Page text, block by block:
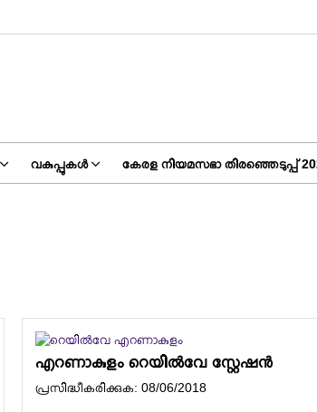
വകുപ്പുകൾ കേരള നിയമസഭാ തിരഞ്ഞെടുപ്പ്
എറണാകുളം റെയിൽവേ സ്റ്റേഷൻ
പ്രസിദ്ധീകരിക്കുക: 08/06/2018